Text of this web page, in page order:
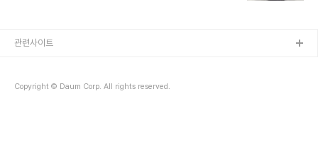
으며, 이 회전성형 기술은 PFA 원료들이 배관 내부에 고르게 분포되
서도 탁월한 성능을 발휘하며, 유체 ..
Copyright © Daum Corp. All rights reserved.
관련사이트